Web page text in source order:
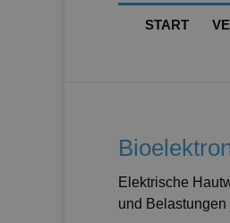
START
Elektrische
und Belastungen